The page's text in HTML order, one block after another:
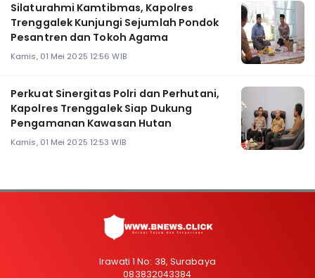
Silaturahmi Kamtibmas, Kapolres
Trenggalek Kunjungi Sejumlah Pondok
Pesantren dan Tokoh Agama
Kamis, 01 Mei 2025 12:56 WIB
Perkuat Sinergitas Polri dan Perhutani,
Kapolres Trenggalek Siap Dukung
Pengamanan Kawasan Hutan
Kamis, 01 Mei 2025 12:53 WIB
Irawati 1 No: 38, Surabaya
083832043384